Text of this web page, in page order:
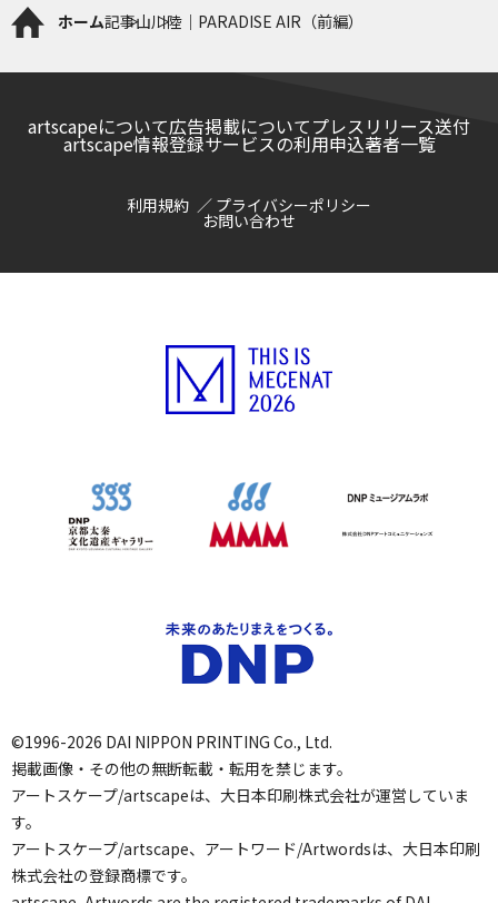
ホーム記事山川陸｜PARADISE AIR（前編）
artscapeについて広告掲載についてプレスリリース送付
artscape情報登録サービスの利用申込著者一覧
利用規約 プライバシーポリシー
お問い合わせ
©1996-2026 DAI NIPPON PRINTING Co., Ltd.
掲載画像・その他の無断転載・転用を禁じます。
アートスケープ/artscapeは、大日本印刷株式会社が運営していま
す。
アートスケープ/artscape、アートワード/Artwordsは、大日本印刷
株式会社の登録商標です。